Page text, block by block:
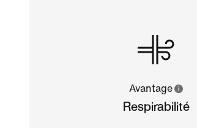
Avantage
Respirabilité